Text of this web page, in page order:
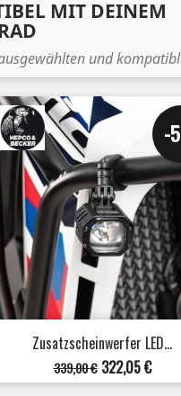
MIT DEINEM
und
Zusatzscheinwerfer LED...
Verkaufspreis
339,00 €
-
Preis
322,05 €